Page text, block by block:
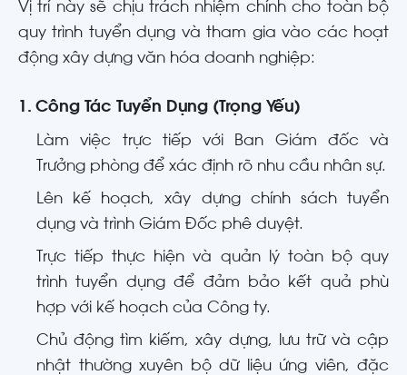
Vị trí này sẽ chịu trách nhiệm chính cho toàn bộ
quy trình tuyển dụng và tham gia vào các hoạt
động xây dựng văn hóa doanh nghiệp:
1. Công Tác Tuyển Dụng (Trọng Yếu)
Làm việc trực tiếp với Ban Giám đốc và
Trưởng phòng để xác định rõ nhu cầu nhân sự.
Lên kế hoạch, xây dựng chính sách tuyển
dụng và trình Giám Đốc phê duyệt.
Trực tiếp thực hiện và quản lý toàn bộ quy
trình tuyển dụngđể đảm bảo kết quả phù
hợp với kế hoạch của Công ty.
Chủ động tìm kiếm, xây dựng, lưu trữ và cập
nhật thường xuyên bộ dữ liệu ứng viên, đặc